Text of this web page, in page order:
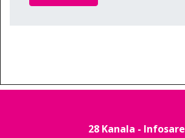
28 Kanala - Infosare